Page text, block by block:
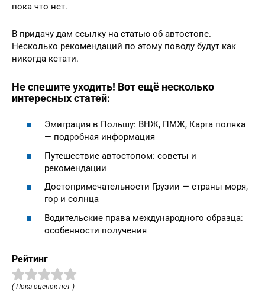
пока что нет.
В придачу дам ссылку на статью об автостопе.
Несколько рекомендаций по этому поводу будут как
никогда кстати.
Не спешите уходить! Вот ещё несколько
интересных статей:
Эмиграция в Польшу: ВНЖ, ПМЖ, Карта поляка
— подробная информация
Путешествие автостопом: советы и
рекомендации
Достопримечательности Грузии — страны моря,
гор и солнца
Водительские права международного образца:
особенности получения
Рейтинг
( Пока оценок нет )